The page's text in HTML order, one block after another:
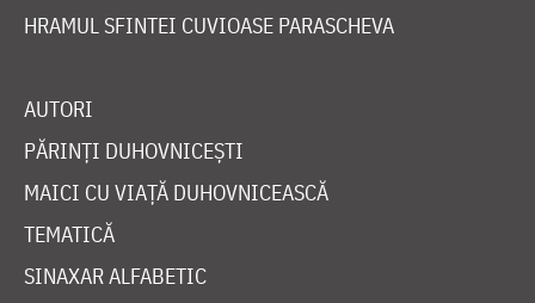
HRAMUL SFINTEI CUVIOASE PARASCHEVA
AUTORI
PĂRINȚI DUHOVNICEȘTI
MAICI CU VIAȚĂ DUHOVNICEASCĂ
TEMATICĂ
SINAXAR ALFABETIC